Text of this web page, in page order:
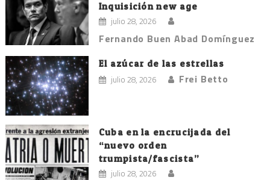
Inquisición new age
julio 28, 2026
Fernando Buen Abad Domínguez
El azúcar de las estrellas
julio 28, 2026 Frei Betto
Cuba en la encrucijada del
“nuevo orden
trumpista/fascista”
julio 28, 2026